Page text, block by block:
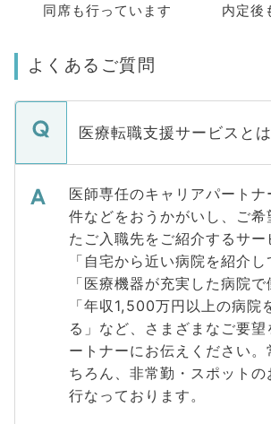
同席も行っています
内定後
よくあるご質問
医療転職支援サービスとは
医師専任のキャリアパートナ
件などをおうかがいし、ご希
たご入職先をご紹介するサー
「自宅から近い病院を紹介し
「医療機器が充実した病院で
「年収1,500万円以上の病院
る」など、さまざまなご要
ートナーにお伝えください。
ちろん、非常勤・スポットの
行なっております。